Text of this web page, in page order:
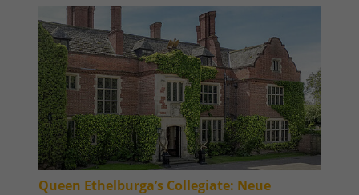
Queen Ethelburga’s Collegiate: Neue